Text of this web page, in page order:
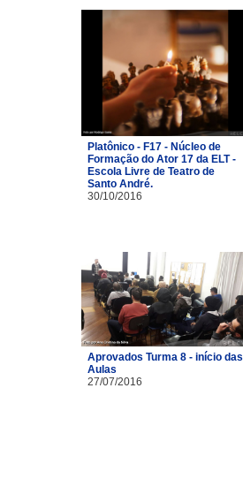
Platônico - F17 - Núcleo de
Formação do Ator 17 da ELT -
Escola Livre de Teatro de
Santo André.
30/10/2016
Aprovados Turma 8 - início das
Aulas
27/07/2016